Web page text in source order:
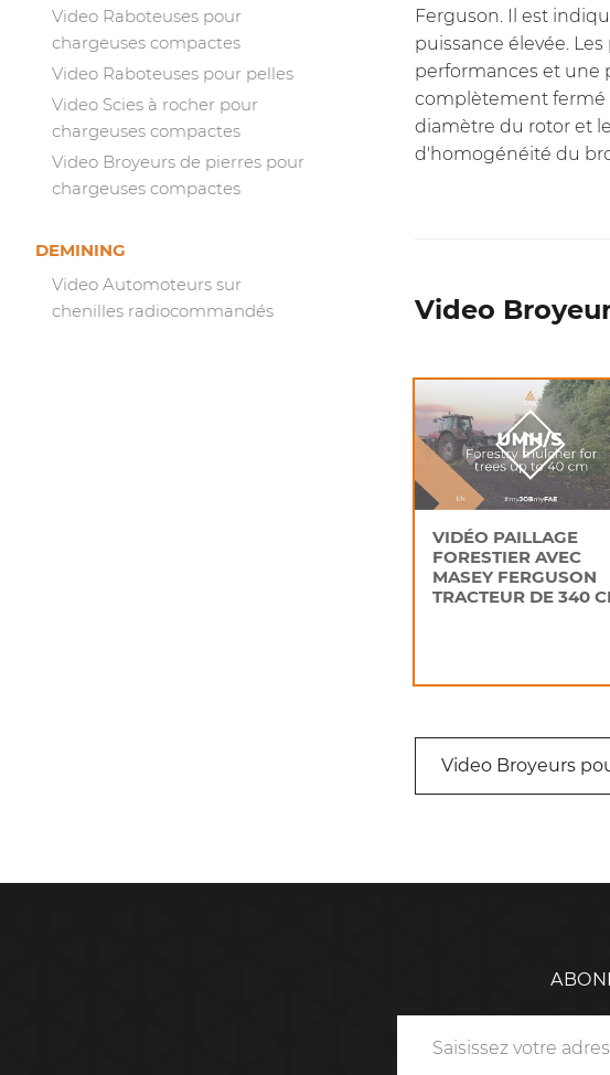
Video Raboteuses pour
chargeuses compactes
Video Raboteuses pour pelles
Video Scies à rocher pour
chargeuses compactes
Video Broyeurs de pierres pour
chargeuses compactes
DEMINING
Video Automoteurs sur
chenilles radiocommandés
Ferguson. Il est
puissance élevée.
performances et une
complètement fermé
diamètre du rotor et
d'homogénéité du
Video
VIDÉO PAILLAGE
FORESTIER AVEC
MASEY FERGUSON
TRACTEUR DE 340
Video Broyeurs